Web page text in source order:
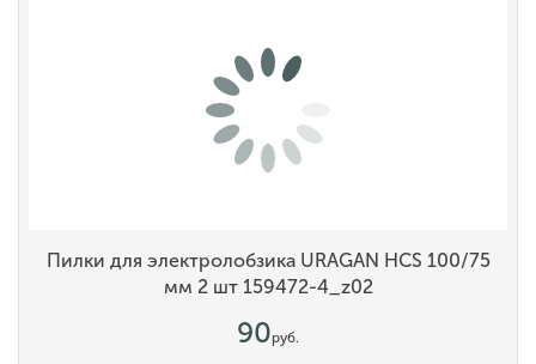
Пилки для электролобзика URAGAN HCS 100/75
мм 2 шт 159472-4_z02
90руб.